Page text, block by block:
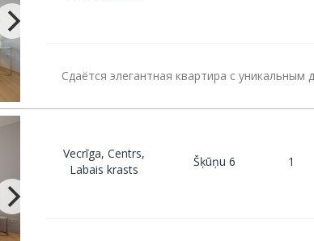
Сдаётся элегантная квартира с уникальным
Vecrīga, Centrs,
Labais krasts
Šķūņu 6 1